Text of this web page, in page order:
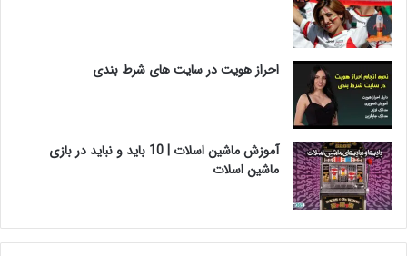
احراز هویت در سایت های شرط بندی
آموزش ماشین اسلات | 10 باید و نباید در بازی
ماشین اسلات